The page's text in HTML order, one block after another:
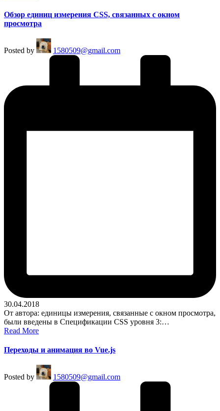
Обзор единиц измерения CSS, связанных с окном
просмотра
Posted by 1580509@gmail.com
30.04.2018
От автора: единицы измерения, связанные с окном просмотра,
были введены в Спецификации CSS уровня 3:…
Read More
Переходы и анимация во Vue.js
Posted by 1580509@gmail.com